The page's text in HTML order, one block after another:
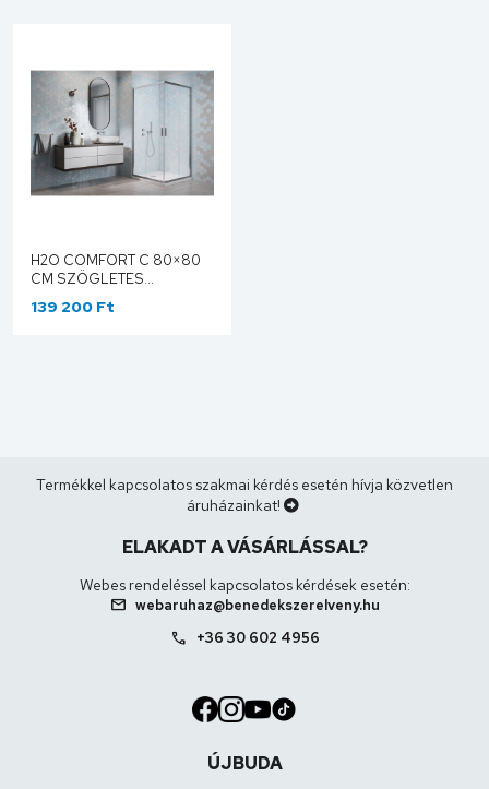
H2O COMFORT C 80×80
CM SZÖGLETES
ZUHANYKABIN 10238080-
01-01
139 200 Ft
Termékkel kapcsolatos szakmai kérdés esetén hívja közvetlen
áruházainkat!
ELAKADT A VÁSÁRLÁSSAL?
Webes rendeléssel kapcsolatos kérdések esetén:
mail webaruhaz@benedekszerelveny.hu
call +36 30 602 4956
ÚJBUDA